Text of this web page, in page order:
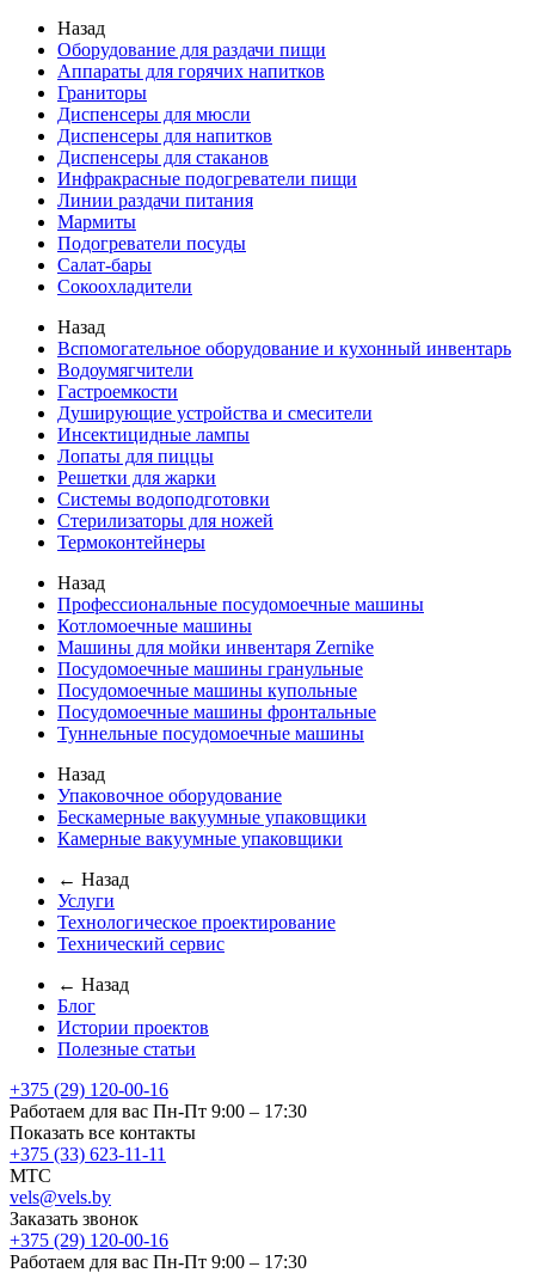
Назад
Оборудование для раздачи пищи
Аппараты для горячих напитков
Граниторы
Диспенсеры для мюсли
Диспенсеры для напитков
Диспенсеры для стаканов
Инфракрасные подогреватели пищи
Линии раздачи питания
Мармиты
Подогреватели посуды
Салат-бары
Сокоохладители
Назад
Вспомогательное оборудование и кухонный инвентарь
Водоумягчители
Гастроемкости
Душирующие устройства и смесители
Инсектицидные лампы
Лопаты для пиццы
Решетки для жарки
Системы водоподготовки
Стерилизаторы для ножей
Термоконтейнеры
Назад
Профессиональные посудомоечные машины
Котломоечные машины
Машины для мойки инвентаря Zernike
Посудомоечные машины гранульные
Посудомоечные машины купольные
Посудомоечные машины фронтальные
Туннельные посудомоечные машины
Назад
Упаковочное оборудование
Бескамерные вакуумные упаковщики
Камерные вакуумные упаковщики
← Назад
Услуги
Технологическое проектирование
Технический сервис
← Назад
Блог
Истории проектов
Полезные статьи
+375 (29) 120-00-16
Работаем для вас Пн-Пт 9:00 – 17:30
Показать все контакты
+375 (33) 623-11-11
MTC
vels@vels.by
Заказать звонок
+375 (29) 120-00-16
Работаем для вас Пн-Пт 9:00 – 17:30